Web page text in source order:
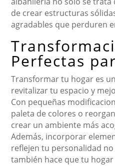
de crear estructuras
agradables que perduren
Perfectas
Transformar tu hogar es
revitalizar tu espacio y
Con pequeñas
paleta de colores o
crear un ambiente más
Además, incorporar
reflejen tu personalidad
también hace que tu